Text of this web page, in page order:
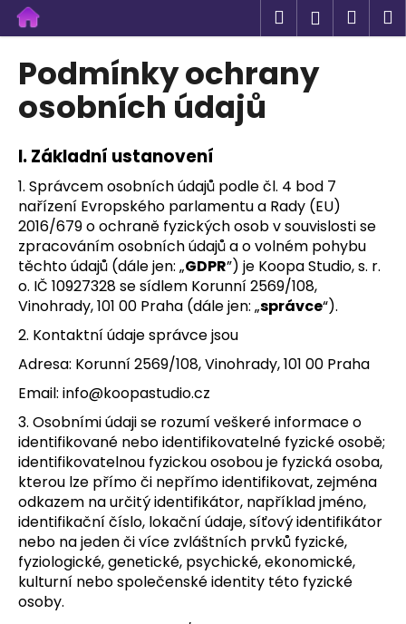
Přejít
obsah
Hledat
Podmínky ochrany
osobních údajů
I.Základní ustanovení
1. Správcem osobních údajů podle čl. 4 bod 7
nařízení Evropského parlamentu a Rady (EU)
2016/679 o ochraně fyzických osob v souvislosti se
zpracováním osobních údajů a o volném pohybu
těchto údajů (dále jen: „GDPR”) je Koopa Studio, s. r.
o. IČ 10927328se sídlem Korunní 2569/108,
Vinohrady, 101 00 Praha (dále jen: „správce“).
2. Kontaktní údaje správce jsou
Adresa: Korunní 2569/108, Vinohrady, 101 00 Praha
Email: info@koopastudio.cz
3. Osobními údaji se rozumí veškeré informace o
identifikované nebo identifikovatelné fyzické osobě;
identifikovatelnou fyzickou osobou je fyzická osoba,
kterou lze přímo či nepřímo identifikovat, zejména
odkazem na určitý identifikátor, například jméno,
identifikační číslo, lokační údaje, síťový identifikátor
nebo na jeden či více zvláštních prvků fyzické,
fyziologické, genetické, psychické, ekonomické,
kulturní nebo společenské identity této fyzické
osoby.
o
C
o
p
o
t
ř
e
b
u
j
e
t
e
n
a
j
í
t
?